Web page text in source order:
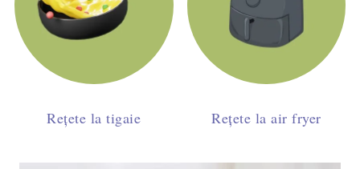
Rețete la tigaie Rețete la air fryer